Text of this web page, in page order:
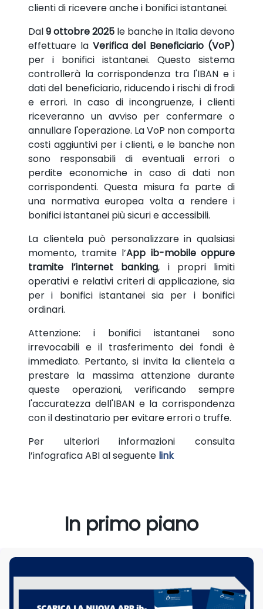
clienti di ricevere anche i bonifici istantanei.
Dal9 ottobre 2025 le banche in Italia devono
effettuare la Verifica del Beneficiario (VoP)
per i bonifici istantanei. Questo sistema
controllerà la corrispondenza tra l'IBAN e i
dati del beneficiario, riducendo i rischi di frodi
e errori. In caso di incongruenze, i clienti
riceveranno un avviso per confermare o
annullare l'operazione. La VoP non comporta
costi aggiuntivi per i clienti, e le banche non
sono responsabili di eventuali errori o
perdite economiche in caso di dati non
corrispondenti. Questa misura fa parte di
una normativa europea volta a rendere i
bonifici istantanei più sicuri e accessibili.
La clientela può personalizzare in qualsiasi
momento, tramite l’App ib-mobile oppure
tramite l’internet banking, i propri limiti
operativi e relativi criteri di applicazione, sia
per i bonifici istantanei sia per i bonifici
ordinari.
Attenzione: i bonifici istantanei sono
irrevocabili e il trasferimento dei fondi è
immediato. Pertanto, si invita la clientela a
prestare la massima attenzione durante
queste operazioni, verificando sempre
l'accuratezza dell'IBAN e la corrispondenza
con il destinatario per evitare errori o truffe.
Per ulteriori informazioni consulta
l’infografica ABI al seguente link
In primo piano